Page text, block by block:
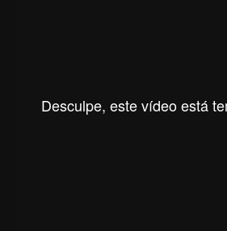
Desculpe, este vídeo está